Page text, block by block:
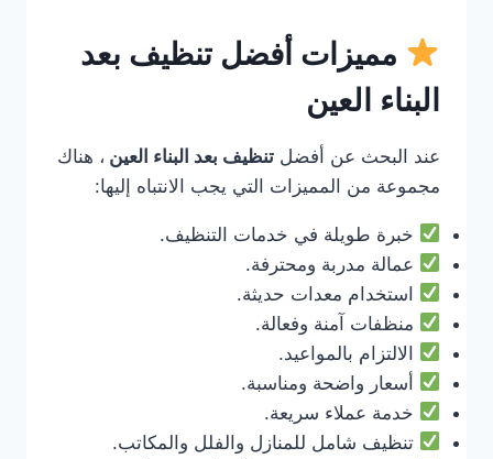
مميزات أفضل تنظيف بعد
البناء العين
عند البحث عن أفضل تنظيف بعد البناء العين ، هناك
مجموعة من المميزات التي يجب الانتباه إليها:
خبرة طويلة في خدمات التنظيف.
عمالة مدربة ومحترفة.
استخدام معدات حديثة.
منظفات آمنة وفعالة.
الالتزام بالمواعيد.
أسعار واضحة ومناسبة.
خدمة عملاء سريعة.
تنظيف شامل للمنازل والفلل والمكاتب.